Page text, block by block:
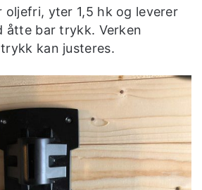
oljefri, yter 1,5 hk og leverer
åtte bar trykk. Verken
kan justeres.